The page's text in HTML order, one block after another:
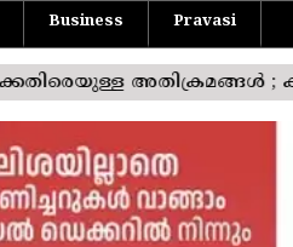
Business Pravasi